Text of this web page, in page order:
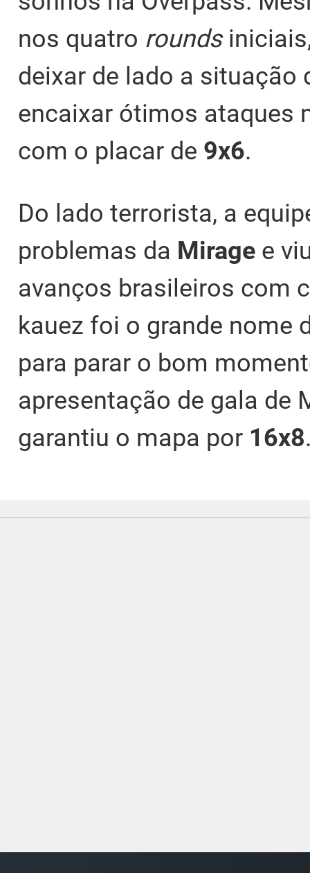
nos quatro rounds
deixar de lado a situação
encaixar ótimos ataques
com o placar de 9x6.
Do lado terrorista, a
problemas da Mirage e
avanços brasileiros com
kauez foi o grande nome
para parar o bom
apresentação de gala de
garantiu o mapa por 16x8